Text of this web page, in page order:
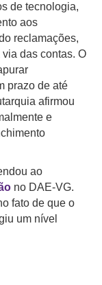
de tecnologia,
aos
reclamações,
das contas. O
prazo de até
afirmou
e
ao
no DAE-VG.
fato de que o
um nível